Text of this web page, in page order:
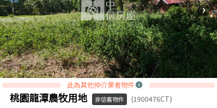
此為其他仲介業者物件
桃園龍潭農牧用地 非信義物件
(1900476CT)